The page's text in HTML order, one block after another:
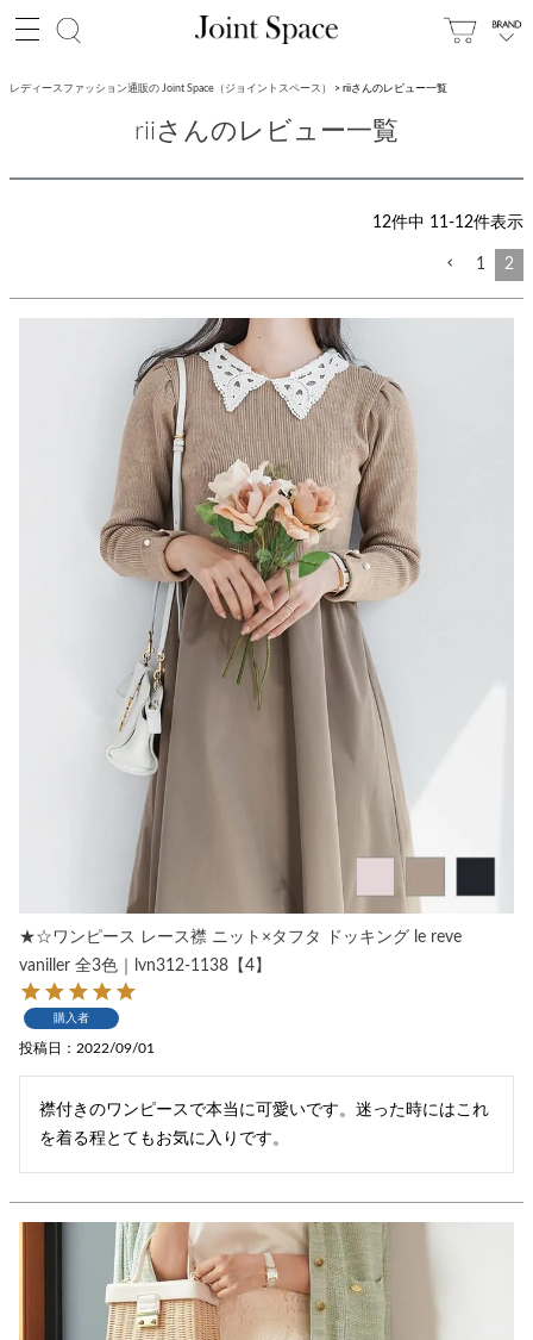
レディースファッション通販の Joint Space（ジョイントスペース） riiさんのレビュー一覧
riiさんのレビュー一覧
12件中 11-12件表示
1 2
★☆ワンピース レース襟 ニット×タフタ ドッキング le reve
vaniller 全3色｜lvn312-1138【4】
購入者
投稿日 2022/09/01
襟付きのワンピースで本当に可愛いです。迷った時にはこれ
を着る程とてもお気に入りです。